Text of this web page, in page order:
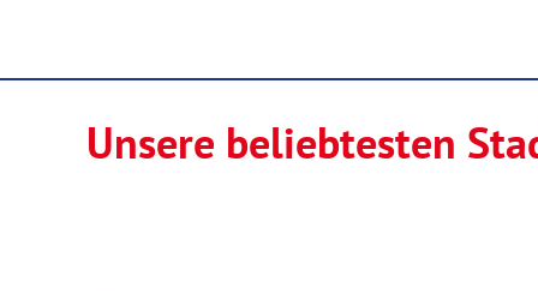
Unsere beliebtesten